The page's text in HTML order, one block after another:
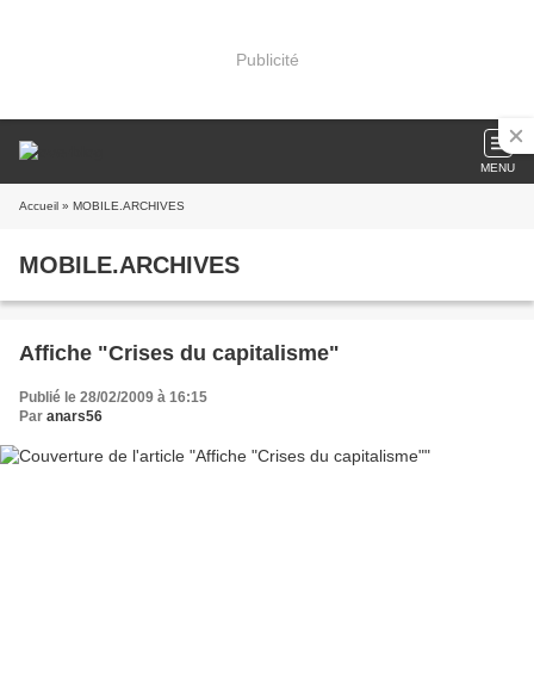
Publicité
MENU
Accueil » MOBILE.ARCHIVES
MOBILE.ARCHIVES
Affiche "Crises du capitalisme"
Publié le 28/02/2009 à 16:15
Par anars56